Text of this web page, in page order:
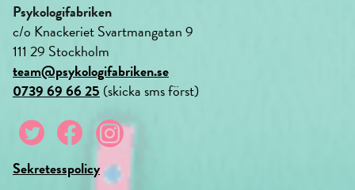
Psykologifabriken
c/o Knackeriet Svartmangatan 9
111 29 Stockholm
team@psykologifabriken.se
0739 69 66 25 (skicka sms först)
Sekretesspolicy